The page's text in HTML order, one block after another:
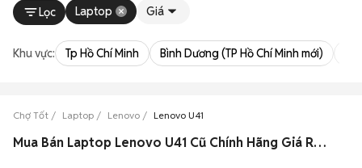
Lọc Laptop Giá
Khu vực: Tp Hồ Chí Minh Bình Dương (TP Hồ Chí Minh mới)
Chợ Tốt Laptop Lenovo Lenovo U41
Mua Bán Laptop Lenovo U41 Cũ Chính Hãng Giá Rẻ Hàng Xịn